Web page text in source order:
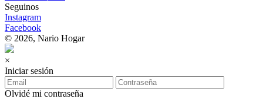
Seguinos
Instagram
Facebook
© 2026, Nario Hogar
×
Iniciar sesión
Olvidé mi contraseña